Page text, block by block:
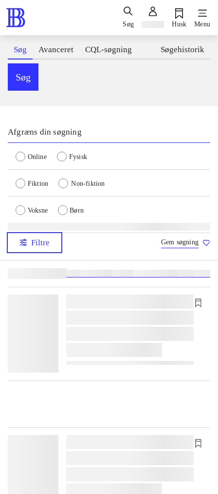
Søg Husk Menu
Søg Avanceret CQL-søgning Søgehistorik
Søg
Afgræns din søgning
Online Fysisk
Fiktion Non-fiktion
Voksne Børn
Filtre Gem søgning
lorem ipsum dolor sit amet ...
lorem ipsum dolor sit amet ...